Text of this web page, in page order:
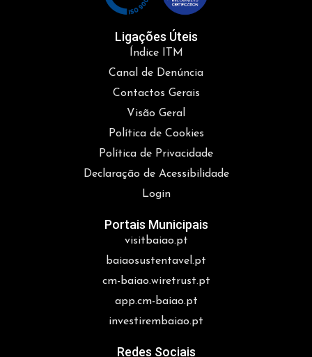
Ligações Úteis
Índice ITM
Canal de Denúncia
Contactos Gerais
Visão Geral
Política de Cookies
Política de Privacidade
Declaração de Acessibilidade
Login
Portais Municipais
visitbaiao.pt
baiaosustentavel.pt
cm-baiao.wiretrust.pt
app.cm-baiao.pt
investirembaiao.pt
Redes Sociais